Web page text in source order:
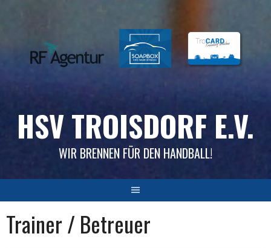
HSV TROISDORF E.V.
WIR BRENNEN FÜR DEN HANDBALL!
Trainer / Betreuer